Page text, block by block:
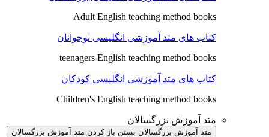
Adult English teaching method books
کتاب های متد آموزشی انگلیسی نوجوانان
teenagers English teaching method books
کتاب های متد آموزشی انگلیسی کودکان
Children's English teaching method books
متد آموزش بزرگسالان
متد آموزش بزرگسالان بستن باز کردن متد آموزش بزرگسالان